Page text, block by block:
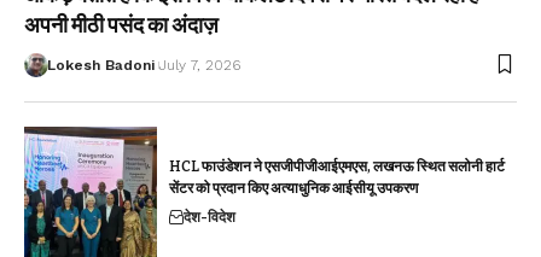
अपनी मीठी पसंद का अंदाज़
Lokesh Badoni July 7, 2026
HCL फाउंडेशन ने एसजीपीजीआईएमएस, लखनऊ स्थित सलोनी हार्ट
सेंटर को प्रदान किए अत्याधुनिक आईसीयू उपकरण
देश-विदेश